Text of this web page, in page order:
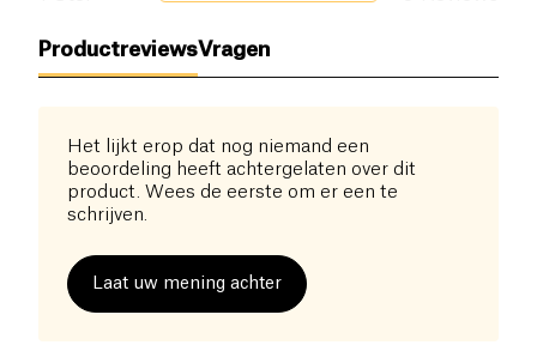
perfect in de mond; ze hebben een hardere textuur
maar zijn toch gemakkelijker te eten voor baby's en
ProductreviewsVragen
Het lijkt erop dat nog niemand een
beoordeling heeft achtergelaten over dit
product. Wees de eerste om er een te
schrijven.
Laat uw mening achter